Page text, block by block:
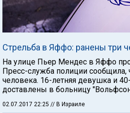
Стрельба в Яффо: ранены три
На улице Пьер Мендес в Яффо
Пресс-служба полиции сообщила,
человека. 16-летняя девушка и
доставлены в больницу
02.07.2017 22:25 // В Израиле